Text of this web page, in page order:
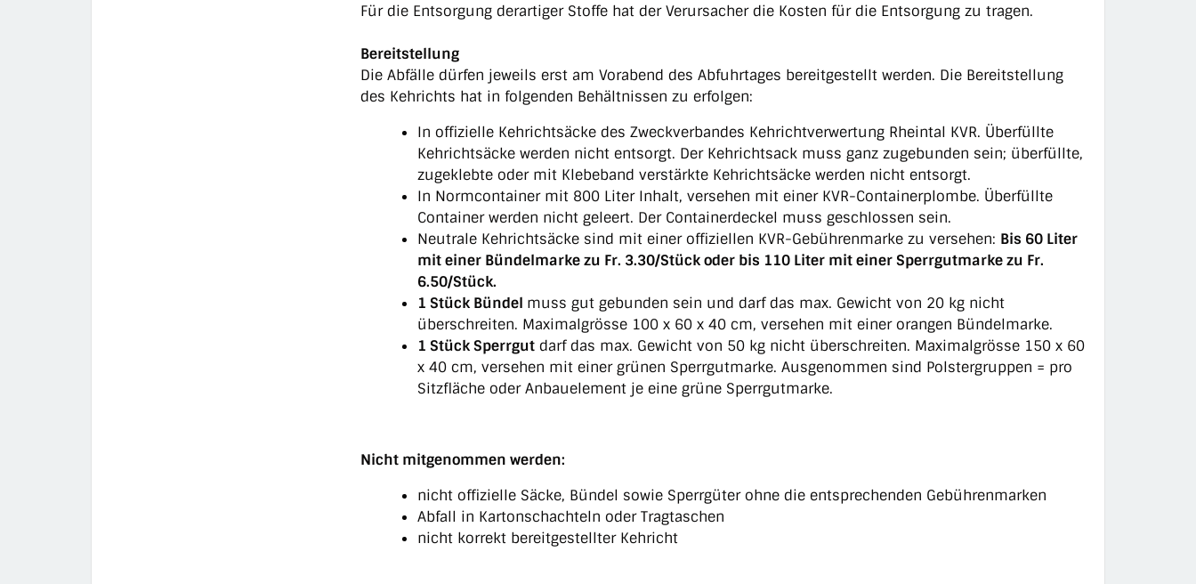
Für die Entsorgung derartiger Stoffe hat der Verursacher die Kosten für die Entsorgung zu tragen.
Bereitstellung
Die Abfälle dürfen jeweils erst am Vorabend des Abfuhrtages bereitgestellt werden. Die Bereitstellung
des Kehrichts hat in folgenden Behältnissen zu erfolgen:
In offizielle Kehrichtsäcke des Zweckverbandes Kehrichtverwertung Rheintal KVR. Überfüllte
Kehrichtsäcke werden nicht entsorgt. Der Kehrichtsack muss ganz zugebunden sein; überfüllte,
zugeklebte oder mit Klebeband verstärkte Kehrichtsäcke werden nicht entsorgt.
In Normcontainer mit 800 Liter Inhalt, versehen mit einer KVR-Containerplombe. Überfüllte
Container werden nicht geleert. Der Containerdeckel muss geschlossen sein.
Neutrale Kehrichtsäcke sind mit einer offiziellen KVR-Gebührenmarke zu versehen: Bis 60 Liter
mit einer Bündelmarke zu Fr. 3.30/Stück oder bis 110 Liter mit einer Sperrgutmarke zu Fr.
6.50/Stück.
1 Stück Bündel muss gut gebunden sein und darf das max. Gewicht von 20 kg nicht
überschreiten. Maximalgrösse 100 x 60 x 40 cm, versehen mit einer orangen Bündelmarke.
1 Stück Sperrgutdarf das max. Gewicht von 50 kg nicht überschreiten. Maximalgrösse 150 x 60
x 40 cm, versehen mit einer grünen Sperrgutmarke. Ausgenommen sind Polstergruppen = pro
Sitzfläche oder Anbauelement je eine grüne Sperrgutmarke.
Nicht mitgenommen werden:
nicht offizielle Säcke, Bündel sowie Sperrgüter ohne die entsprechenden Gebührenmarken
Abfall in Kartonschachteln oder Tragtaschen
nicht korrekt bereitgestellter Kehricht